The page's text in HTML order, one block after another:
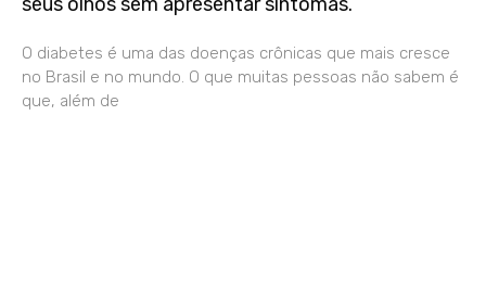
O diabetes é uma das doenças crônicas que mais cresce
no Brasil e no mundo. O que muitas pessoas não sabem é
que, além de